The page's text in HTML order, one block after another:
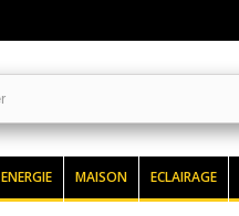
ENERGIE MAISON ECLAIRAGE